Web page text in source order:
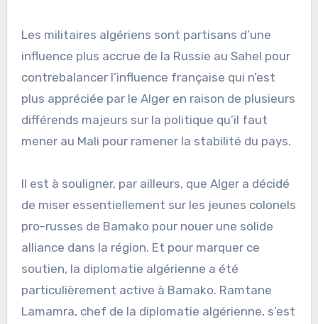
Les militaires algériens sont partisans d’une
influence plus accrue de la Russie au Sahel pour
contrebalancer l’influence française qui n’est
plus appréciée par le Alger en raison de plusieurs
différends majeurs sur la politique qu’il faut
mener au Mali pour ramener la stabilité du pays.
Il est à souligner, par ailleurs, que Alger a décidé
de miser essentiellement sur les jeunes colonels
pro-russes de Bamako pour nouer une solide
alliance dans la région. Et pour marquer ce
soutien, la diplomatie algérienne a été
particulièrement active à Bamako. Ramtane
Lamamra, chef de la diplomatie algérienne, s’est